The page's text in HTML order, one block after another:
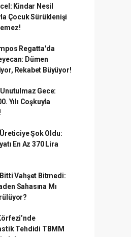
Kindar Nesil
Çocuk Sürüklenişi
Regatta'da
Dümen
Rekabet Büyüyor!
Unutulmaz Gece:
Yılı Coşkuyla
Şok Oldu:
En Az 370 Lira
Vahşet Bitmedi:
Sahasına Mı
Tehdidi TBMM